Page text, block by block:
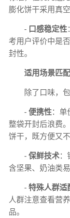
膨化饼干采用真
- 口感稳定性
考用户评价中是
封性。
适用场景匹
除了口味，
- 便携性：单
整袋开封后浪费
饼干，既方便又不
- 保鲜技术：
含坚果、奶油类
- 特殊人群适
人群注意查看营
品。